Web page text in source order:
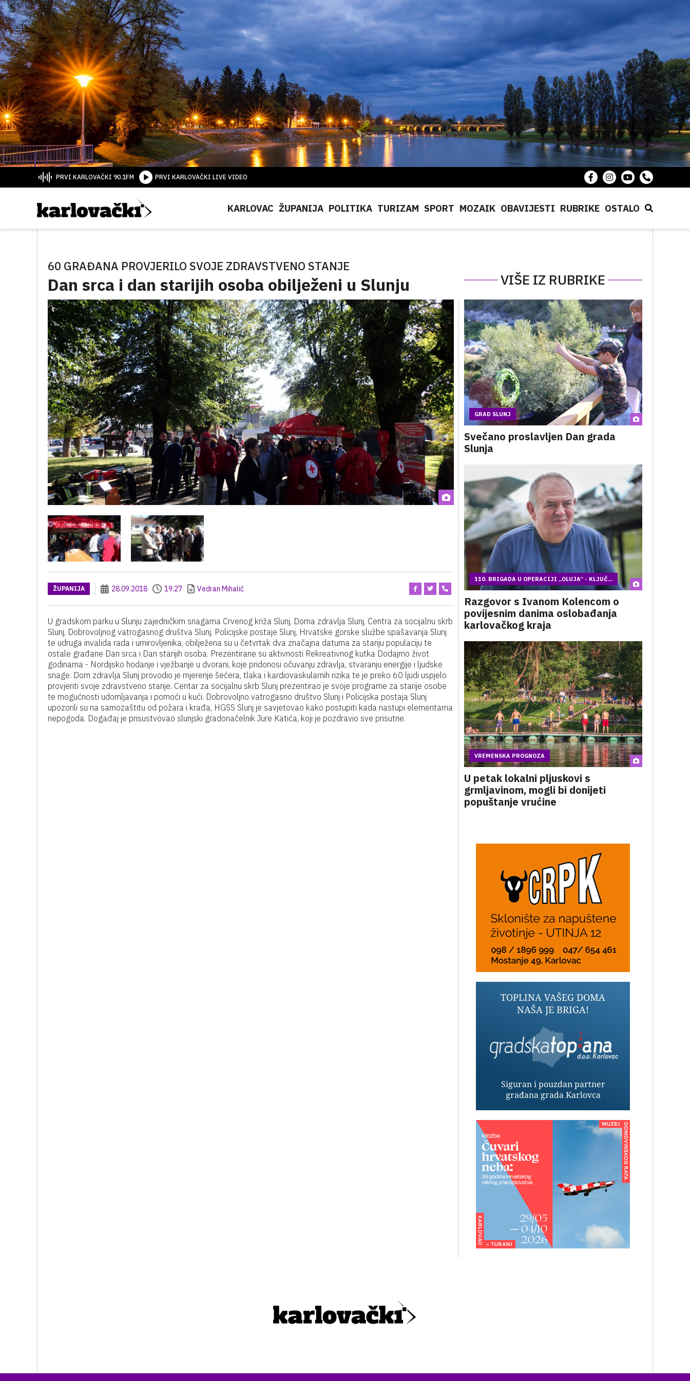
PRVI KARLOVAČKI 90.1FM PRVI KARLOVAČKI LIVE VIDEO
KARLOVAC ŽUPANIJA POLITIKA TURIZAM SPORT MOZAIK OBAVIJESTI RUBRIKE OSTALO
60 GRAĐANA PROVJERILO SVOJE ZDRAVSTVENO STANJE
Dan srca i dan starijih osoba obilježeni u Slunju VIŠE IZ RUBRIKE
ŽUPANIJA 28.09.2018 19:27 Vedran Mihalić
U gradskom parku u Slunju zajedničkim snagama Crvenog križa Slunj, Doma zdravlja Slunj, Centra za socijalnu skrb
Slunj, Dobrovoljnog vatrogasnog društva Slunj, Policijske postaje Slunj, Hrvatske gorske službe spašavanja Slunj
te udruga invalida rada i umirovljenika, obilježena su u četvrtak dva značajna datuma za stariju populaciju te
ostale građane Dan srca i Dan starijih osoba. Prezentirane su aktivnosti Rekreativnog kutka Dodajmo život
godinama - Nordijsko hodanje i vježbanje u dvorani, koje pridonosi očuvanju zdravlja, stvaranju energije i ljudske
snage. Dom zdravlja Slunj provodio je mjerenje šećera, tlaka i kardiovaskularnih rizika te je preko 60 ljudi uspjelo
provjeriti svoje zdravstveno stanje. Centar za socijalnu skrb Slunj prezentirao je svoje programe za starije osobe
te mogućnosti udomljavanja i pomoći u kući. Dobrovoljno vatrogasno društvo Slunj i Policijska postaja Slunj
upozorili su na samozaštitu od požara i krađa, HGSS Slunj je savjetovao kako postupiti kada nastupi elementarna
nepogoda. Događaj je prisustvovao slunjski gradonačelnik Jure Katića, koji je pozdravio sve prisutne.
GRAD SLUNJ
Svečano proslavljen Dan grada
Slunja
110. BRIGADA U OPERACIJI „OLUJA“ - KLJUČ...
Razgovor s Ivanom Kolencom o
povijesnim danima oslobađanja
karlovačkog kraja
VREMENSKA PROGNOZA
U petak lokalni pljuskovi s
grmljavinom, mogli bi donijeti
popuštanje vrućine